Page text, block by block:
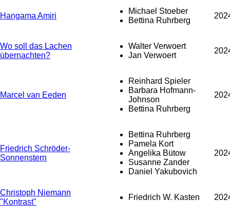
Hangama Amiri
Michael Stoeber
Bettina Ruhrberg
Wo soll das Lachen
übernachten?
Walter Verwoert
Jan Verwoert
Marcel van Eeden
Reinhard Spieler
Barbara Hofmann-
Johnson
Bettina Ruhrberg
Friedrich Schröder-
Sonnenstern
Bettina Ruhrberg
Pamela Kort
Angelika Bütow
Susanne Zander
Daniel Yakubovich
Christoph Niemann
"Kontrast"
Friedrich W. Kasten